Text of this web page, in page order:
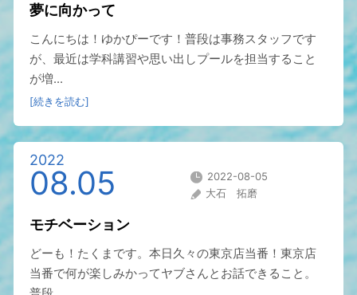
夢に向かって
こんにちは！ゆかぴーです！普段は事務スタッフです
が、最近は学科講習や思い出しプールを担当すること
が増...
[続きを読む]
2022
08.05
2022-08-05
大石 拓磨
モチベーション
どーも！たくまです。本日久々の東京店当番！東京店
当番で何が楽しみかってヤブさんとお話できること。